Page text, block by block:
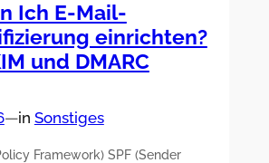
Ich E-Mail-
einrichten?
und DMARC
—in Sonstiges
Framework) SPF (Sender